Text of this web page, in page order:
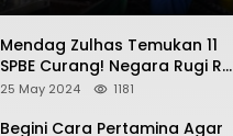
Mendag Zulhas Temukan 11
SPBE Curang! Negara Rugi Rp
18,7 Miliar/ Tahun
25 May 2024 1181
Begini Cara Pertamina Agar